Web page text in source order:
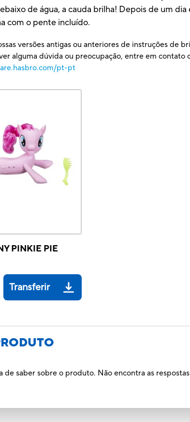
de água, a cauda brilha! Depois de um
com o pente incluído.
versões antigas ou anteriores de instruções de
alguma dúvida ou preocupação, entre em
pt-pt
PINKIE PIE
Transferir
de saber sobre o produto. Não encontra as